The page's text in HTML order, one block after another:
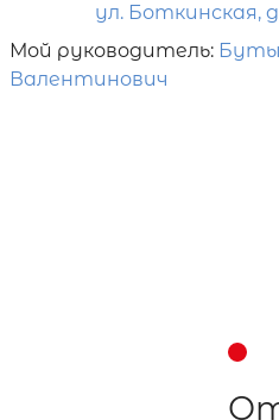
ул. Боткинская,
Мой руководитель:
Валентинович